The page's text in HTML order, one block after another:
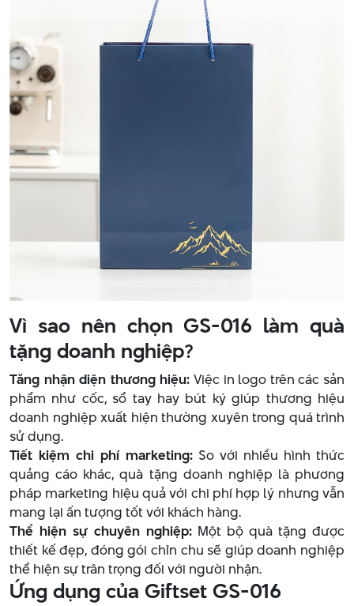
Vì sao nên chọn GS-016 làm quà
tặng doanh nghiệp?
Tăng nhận diện thương hiệu: Việc in logo trên các sản
phẩm như cốc, sổ tay hay bút ký giúp thương hiệu
doanh nghiệp xuất hiện thường xuyên trong quá trình
sử dụng.
Tiết kiệm chi phí marketing: So với nhiều hình thức
quảng cáo khác, quà tặng doanh nghiệp là phương
pháp marketing hiệu quả với chi phí hợp lý nhưng vẫn
mang lại ấn tượng tốt với khách hàng.
Thể hiện sự chuyên nghiệp: Một bộ quà tặng được
thiết kế đẹp, đóng gói chỉn chu sẽ giúp doanh nghiệp
thể hiện sự trân trọng đối với người nhận.
Ứng dụng của Giftset GS-016